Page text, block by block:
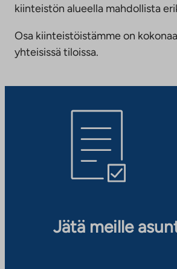
kiinteistön alueella mahdollista
Osa kiinteistöistämme on
yhteisissä tiloissa.
Jätä meille